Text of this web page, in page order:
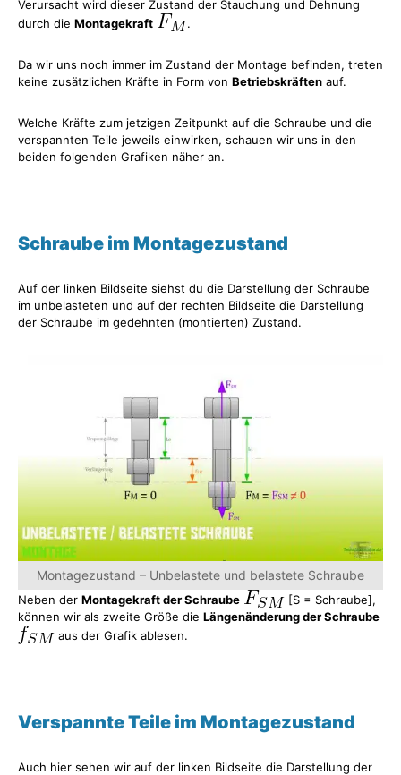
Verursacht wird dieser Zustand der Stauchung und Dehnung
durch die Montagekraft .
Da wir uns noch immer im Zustand der Montage befinden, treten
keine zusätzlichen Kräfte in Form von Betriebskräften auf.
Welche Kräfte zum jetzigen Zeitpunkt auf die Schraube und die
verspannten Teile jeweils einwirken, schauen wir uns in den
beiden folgenden Grafiken näher an.
Schraube im Montagezustand
Auf der linken Bildseite siehst du die Darstellung der Schraube
im unbelasteten und auf der rechten Bildseite die Darstellung
der Schraube im gedehnten (montierten) Zustand.
Montagezustand – Unbelastete und belastete Schraube
Neben der Montagekraft der Schraube
[S = Schraube],
können wir als zweite Größe die Längenänderung der Schraube
aus der Grafik ablesen.
Verspannte Teile im Montagezustand
Auch hier sehen wir auf der linken Bildseite die Darstellung der